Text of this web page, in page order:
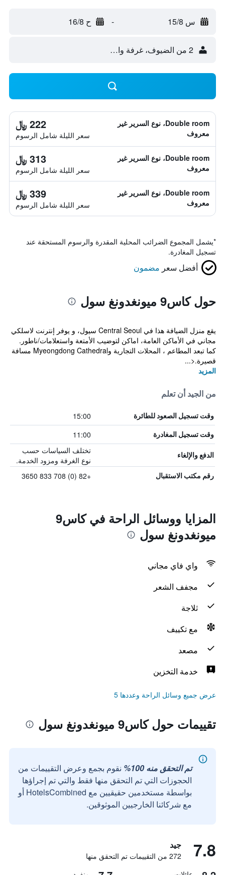
س 15/8 - ح 16/8
2 من الضيوف، غرفة واحدة
Double room، نوع السرير غير
معروف
222 ﷼
سعر الليلة شامل الرسوم
Double room، نوع السرير غير
معروف
313 ﷼
سعر الليلة شامل الرسوم
Double room، نوع السرير غير
معروف
339 ﷼
سعر الليلة شامل الرسوم
*يشمل المجموع الضرائب المحلية المقدرة والرسوم المستحقة عند
تسجيل المغادرة.
أفضل سعر مضمون
حول كاس9 ميونغدونغ سول
يقع منزل الضيافة هذا في Central Seoul سيول، و يوفر إنترنت لاسلكي
مجاني في الأماكن العامة، اماكن لتوضيب الأمتعة واستعلامات/ناطور.
كما تبعد المطاعم ، المحلات التجارية وMyeongdong Cathedral مسافة
قصيرة.<...
المزيد
من الجيد أن تعلم
وقت تسجيل الصعود للطائرة 15:00
وقت تسجيل المغادرة 11:00
الدفع والإلغاء
تختلف السياسات حسب
نوع الغرفة ومزود الخدمة.
رقم مكتب الاستقبال +82 (0) 708 833 3650
المزايا ووسائل الراحة في كاس9
ميونغدونغ سول
واي فاي مجاني
مجفف الشعر
ثلاجة
مع تكييف
مصعد
خدمة التخزين
عرض جميع وسائل الراحة وعددها 5
تقييمات حول كاس9 ميونغدونغ سول
تم التحقق منه 100%
نقوم بجمع وعرض التقييمات من
الحجوزات التي تم التحقق منها فقط والتي تم إجراؤها
بواسطة مستخدمين حقيقيين مع HotelsCombined أو
مع شركائنا الخارجيين الموثوقين.
7.8 جيد
272 من التقييمات تم التحقق منها